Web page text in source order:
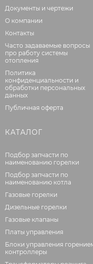
Документы и чертежи
О компании
Контакты
Часто задаваемые вопросы
про работу системы
отопления
Политика
конфиденциальности и
обработки персональных
данных
Публичная оферта
КАТАЛОГ
Подбор запчасти по
наименованию горелки
Подбор запчасти по
наименованию котла
Газовые горелки
Дизельные горелки
Газовые клапаны
Платы управления
Блоки управления
контроллеры